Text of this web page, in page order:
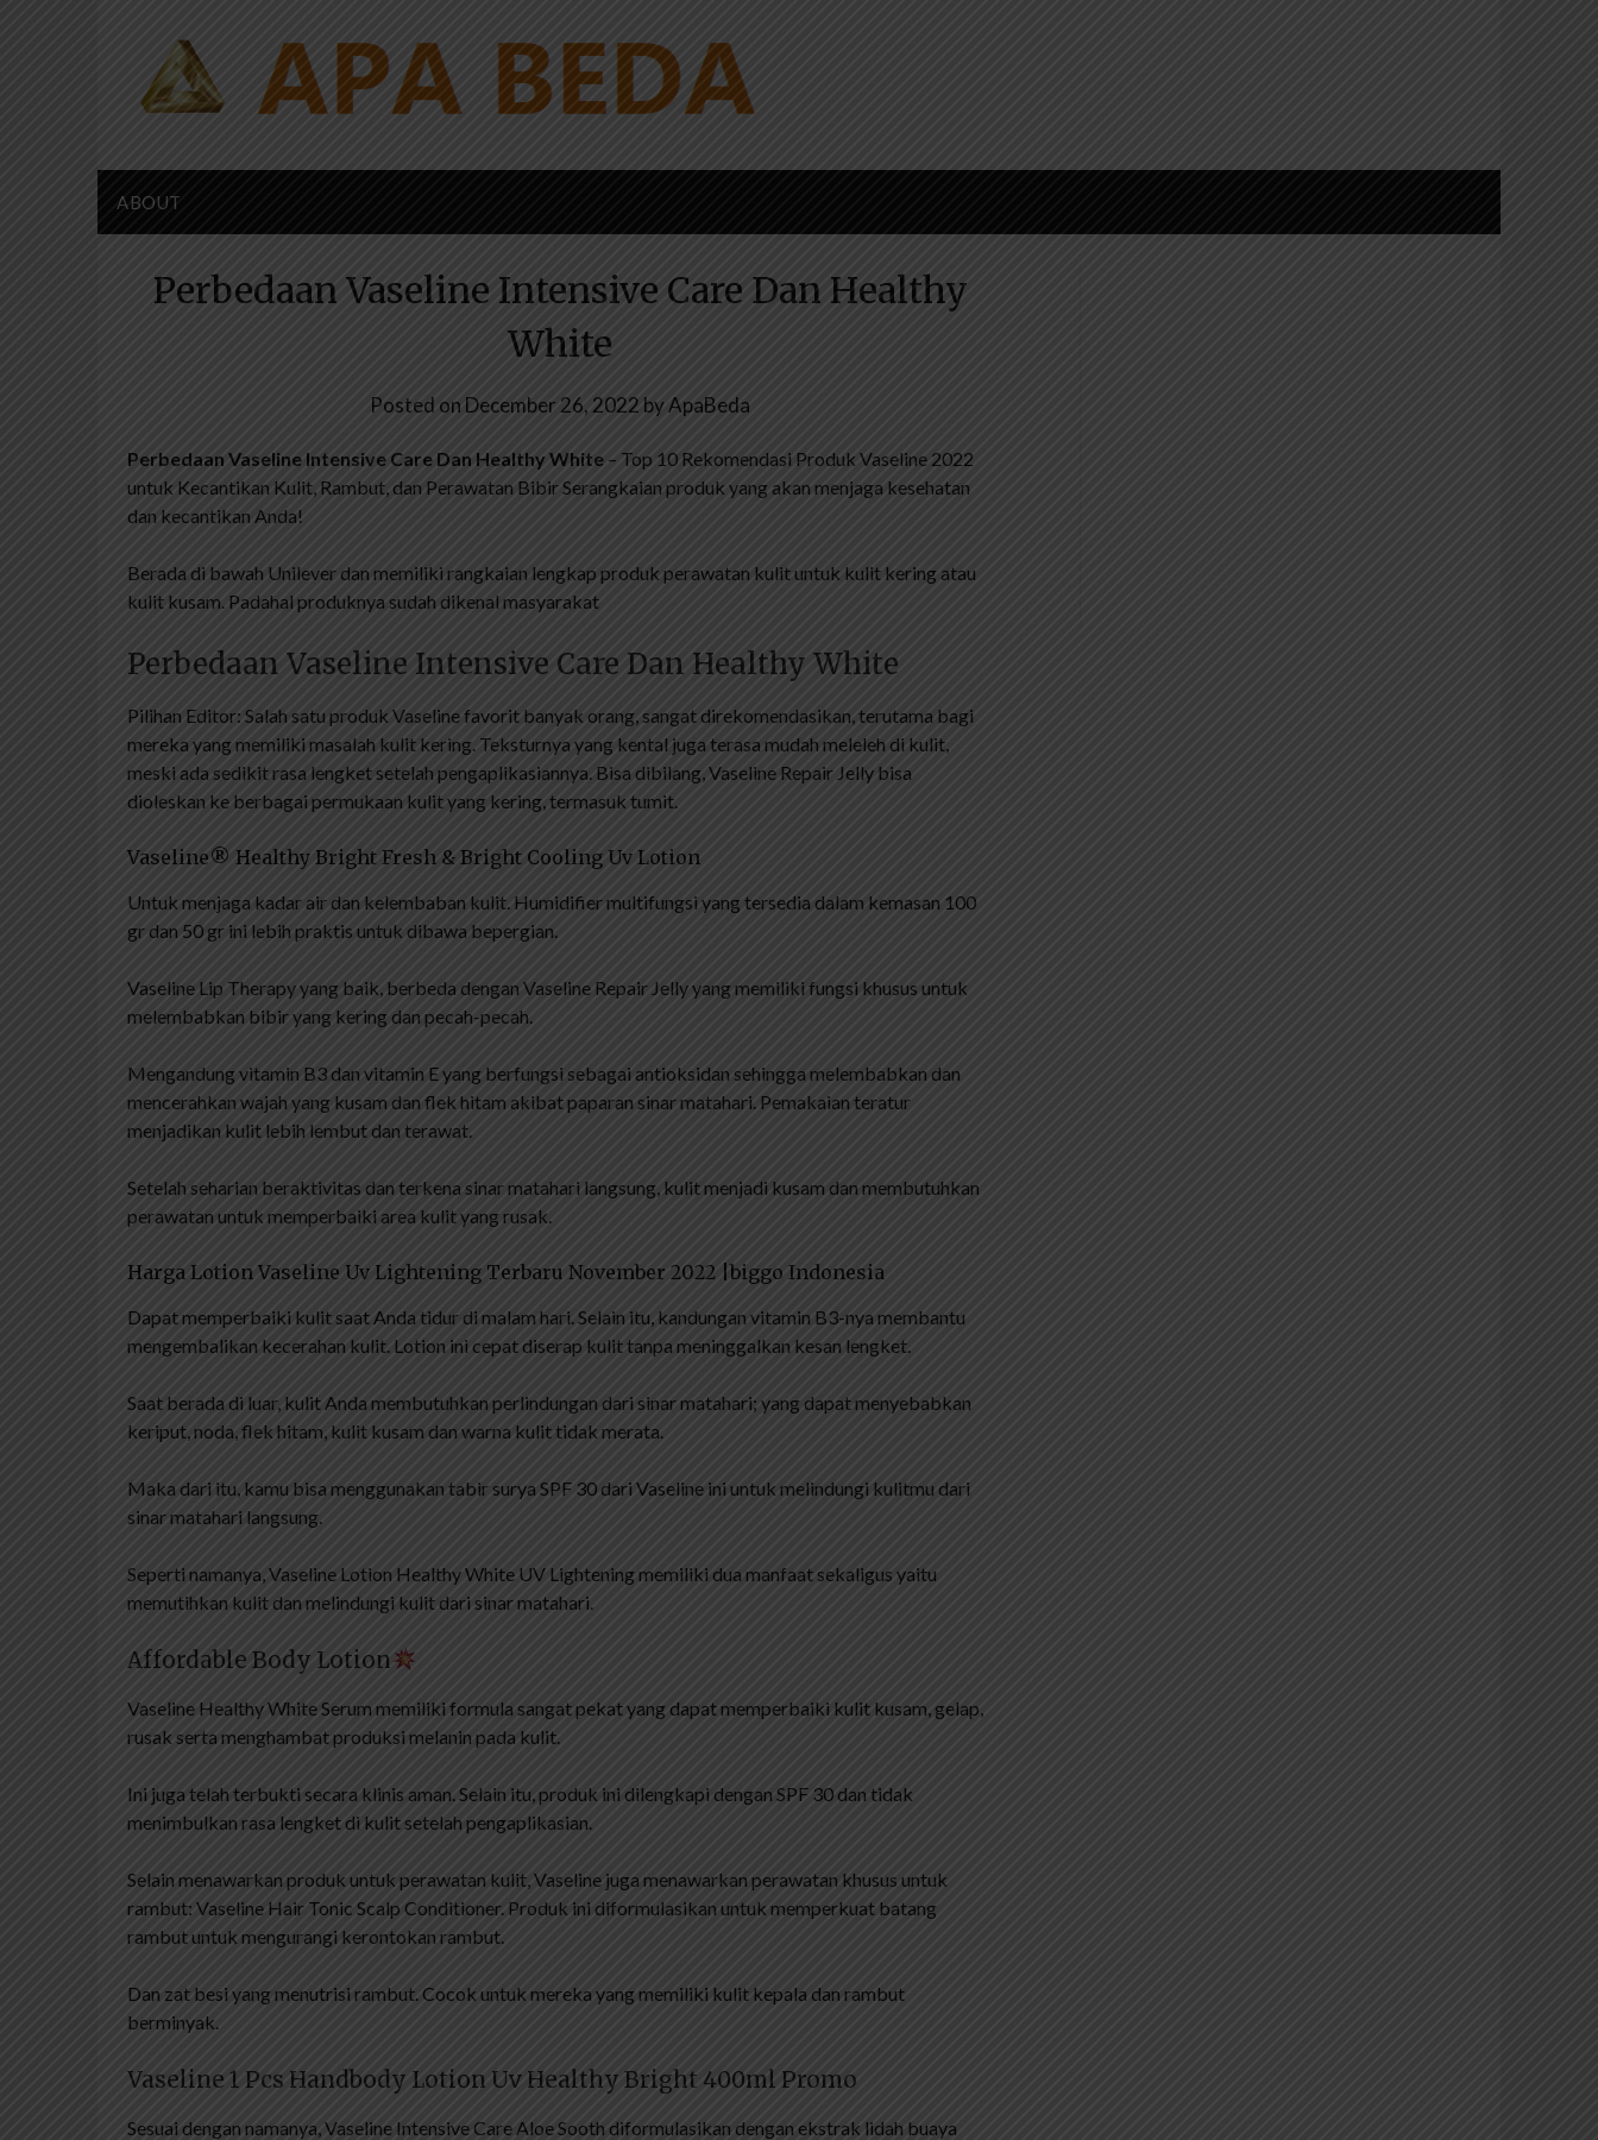
ABOUT
Perbedaan Vaseline Intensive Care Dan Healthy
White
Posted on December 26, 2022 byApaBeda
Perbedaan Vaseline Intensive Care Dan Healthy White – Top 10 Rekomendasi Produk Vaseline 2022
untuk Kecantikan Kulit, Rambut, dan Perawatan Bibir Serangkaian produk yang akan menjaga kesehatan
dan kecantikan Anda!
Berada di bawah Unilever dan memiliki rangkaian lengkap produk perawatan kulit untuk kulit kering atau
kulit kusam. Padahal produknya sudah dikenal masyarakat
Perbedaan Vaseline Intensive Care Dan Healthy White
Pilihan Editor: Salah satu produk Vaseline favorit banyak orang, sangat direkomendasikan, terutama bagi
mereka yang memiliki masalah kulit kering. Teksturnya yang kental juga terasa mudah meleleh di kulit,
meski ada sedikit rasa lengket setelah pengaplikasiannya. Bisa dibilang, Vaseline Repair Jelly bisa
dioleskan ke berbagai permukaan kulit yang kering, termasuk tumit.
Vaseline® Healthy Bright Fresh & Bright Cooling Uv Lotion
Untuk menjaga kadar air dan kelembaban kulit. Humidifier multifungsi yang tersedia dalam kemasan 100
gr dan 50 gr ini lebih praktis untuk dibawa bepergian.
Vaseline Lip Therapy yang baik, berbeda dengan Vaseline Repair Jelly yang memiliki fungsi khusus untuk
melembabkan bibir yang kering dan pecah-pecah.
Mengandung vitamin B3 dan vitamin E yang berfungsi sebagai antioksidan sehingga melembabkan dan
mencerahkan wajah yang kusam dan flek hitam akibat paparan sinar matahari. Pemakaian teratur
menjadikan kulit lebih lembut dan terawat.
Setelah seharian beraktivitas dan terkena sinar matahari langsung, kulit menjadi kusam dan membutuhkan
perawatan untuk memperbaiki area kulit yang rusak.
Harga Lotion Vaseline Uv Lightening Terbaru November 2022 |biggo Indonesia
Dapat memperbaiki kulit saat Anda tidur di malam hari. Selain itu, kandungan vitamin B3-nya membantu
mengembalikan kecerahan kulit. Lotion ini cepat diserap kulit tanpa meninggalkan kesan lengket.
Saat berada di luar, kulit Anda membutuhkan perlindungan dari sinar matahari; yang dapat menyebabkan
keriput, noda, flek hitam, kulit kusam dan warna kulit tidak merata.
Maka dari itu, kamu bisa menggunakan tabir surya SPF 30 dari Vaseline ini untuk melindungi kulitmu dari
sinar matahari langsung.
Seperti namanya, Vaseline Lotion Healthy White UV Lightening memiliki dua manfaat sekaligus yaitu
memutihkan kulit dan melindungi kulit dari sinar matahari.
Affordable Body Lotion
Vaseline Healthy White Serum memiliki formula sangat pekat yang dapat memperbaiki kulit kusam, gelap,
rusak serta menghambat produksi melanin pada kulit.
Ini juga telah terbukti secara klinis aman. Selain itu, produk ini dilengkapi dengan SPF 30 dan tidak
menimbulkan rasa lengket di kulit setelah pengaplikasian.
Selain menawarkan produk untuk perawatan kulit, Vaseline juga menawarkan perawatan khusus untuk
rambut: Vaseline Hair Tonic Scalp Conditioner. Produk ini diformulasikan untuk memperkuat batang
rambut untuk mengurangi kerontokan rambut.
Dan zat besi yang menutrisi rambut. Cocok untuk mereka yang memiliki kulit kepala dan rambut
berminyak.
Vaseline 1 Pcs Handbody Lotion Uv Healthy Bright 400ml Promo
Sesuai dengan namanya, Vaseline Intensive Care Aloe Sooth diformulasikan dengan ekstrak lidah buaya